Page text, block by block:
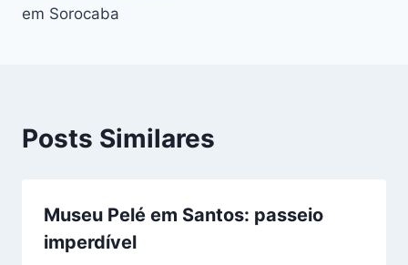
em Sorocaba
Posts Similares
Museu Pelé em Santos: passeio
imperdível